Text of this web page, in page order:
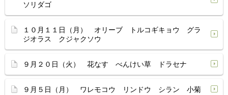
ソリダゴ
１０月１１日（月） オリーブ トルコギキョウ グラ
ジオラス クジャクソウ
９月２０日（火） 花なす べんけい草 ドラセナ
９月５日（月） ワレモコウ リンドウ シラン 小菊